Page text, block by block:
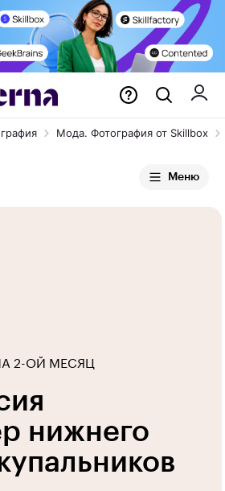
Мода. Фотография от Skillbox
Меню
2-ОЙ МЕСЯЦ
нижнего